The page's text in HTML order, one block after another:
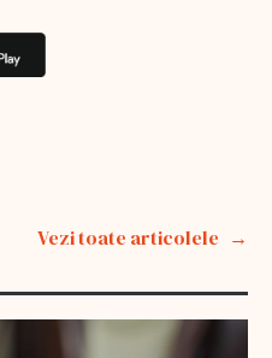
Vezi toate articolele